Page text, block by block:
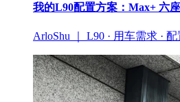
我的L90配置方案：Max+ 六
ArloShu ｜ L90 · 用车需求 · 配